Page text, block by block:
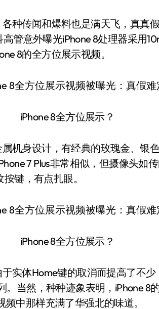
种传闻和爆料也是满天飞，真真
管意外曝光iPhone 8处理器采用
8的全方位展示视频。
iPhone 8全方位展示？
机身设计，有经典的玫瑰金、银
7 Plus非常相似，但摄像头如
键，有点扎眼。
iPhone 8全方位展示？
实体Home键的取消而提高了不少
。当然，种种迹象表明，iPhone 8
中那样充满了华强北的味道。